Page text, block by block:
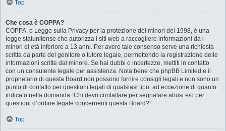
Top
Che cosa è COPPA?
COPPA, o Legge sulla Privacy per la protezione dei minori del 1998, è una
legge statunitense che autorizza i siti web a raccogliere informazioni da i
minori di età inferiore a 13 anni. Per avere tale consenso serve una richiesta
scritta da parte del genitore o tutore legale, permettendo la registrazione delle
informazioni scritte dal minore. Se hai dubbi o incertezze, mettiti in contatto
con un consulente legale per assistenza. Nota bene che phpBB Limited e il
proprietario di questa Board non possono fornire consigli legali e non sono un
punto di contatto per questioni legali di qualsiasi tipo, ad eccezione di quanto
indicato nella domanda “Chi devo contattare per segnalare abusi e/o per
questioni d’ordine legale concernenti questa Board?”.
Top